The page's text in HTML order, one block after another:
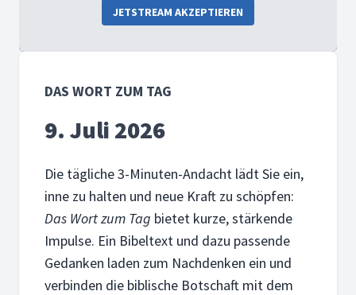
JETSTREAM AKZEPTIEREN
DAS WORT ZUM TAG
9. Juli 2026
Die tägliche 3-Minuten-Andacht lädt Sie ein,
inne zu halten und neue Kraft zu schöpfen:
Das Wort zum Tag bietet kurze, stärkende
Impulse. Ein Bibeltext und dazu passende
Gedanken laden zum Nachdenken ein und
verbinden die biblische Botschaft mit dem